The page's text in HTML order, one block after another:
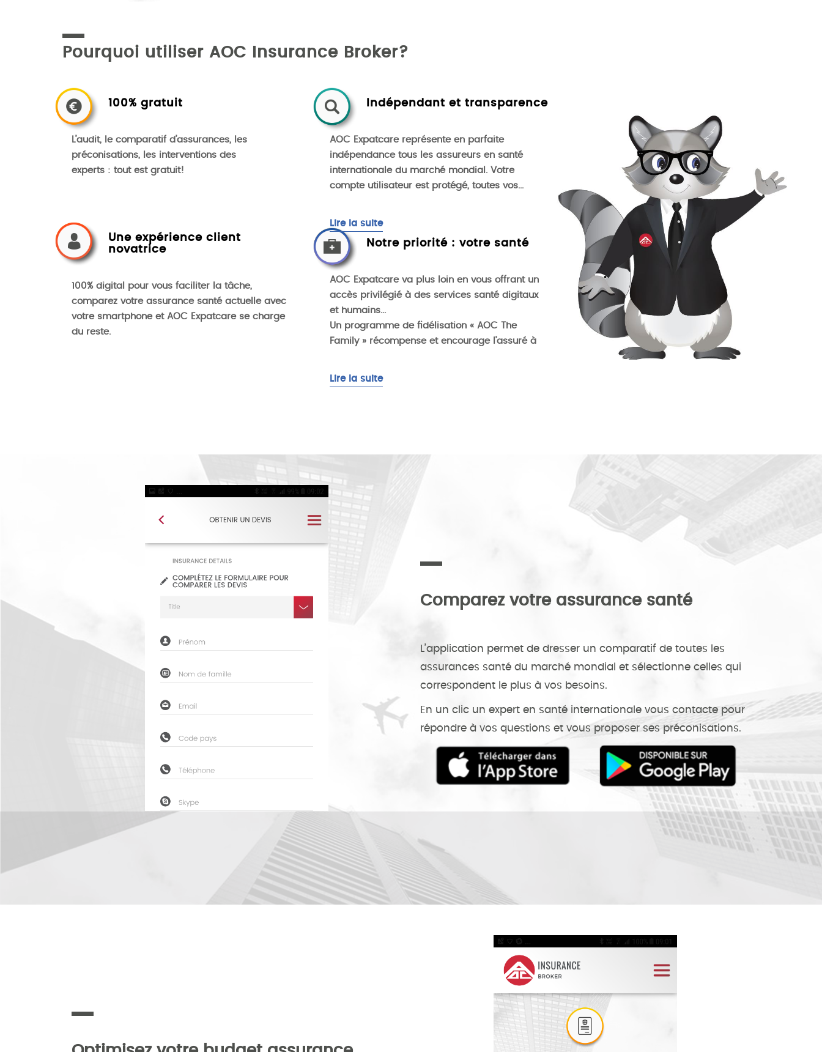
Pourquoi utiliser AOC Insurance Broker?
100% gratuit
L’audit, le comparatif d’assurances, les
préconisations, les interventions des
experts : tout est gratuit!
Une expérience client
novatrice
100% digital pour vous faciliter la tâche,
comparez votre assurance santé actuelle avec
votre smartphone et AOC Expatcare se charge
du reste.
Indépendant et transparence
AOC Expatcare représente en parfaite
indépendance tous les assureurs en santé
internationale du marché mondial. Votre
compte utilisateur est protégé, toutes vos...
Lire la suite
Notre priorité : votre santé
AOC Expatcare va plus loin en vous offrant un
accès privilégié à des services santé digitaux
et humains...
Un programme de fidélisation « AOC The
Family » récompense et encourage l’assuré à
Lire la suite
Comparez votre assurance santé
L’application permet de dresser un comparatif de toutes les
assurances santé du marché mondial et sélectionne celles qui
correspondent le plus à vos besoins.
En un clic un expert en santé internationale vous contacte pour
répondre à vos questions et vous proposer ses préconisations.